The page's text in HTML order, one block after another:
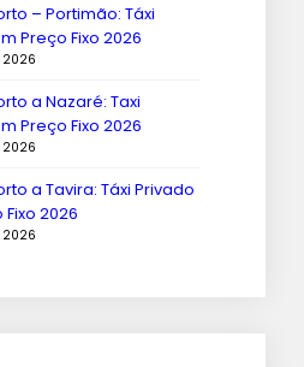
– Portimão: Táxi
Preço Fixo 2026
2026
a Nazaré: Taxi
Preço Fixo 2026
2026
a Tavira: Táxi Privado
2026
2026